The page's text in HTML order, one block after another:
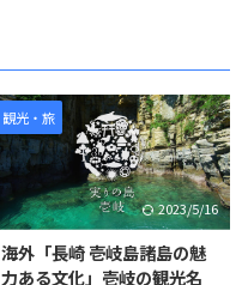
観光・旅
2023/5/16
海外「長崎 壱岐島諸島の魅
力ある文化」壱岐の観光名